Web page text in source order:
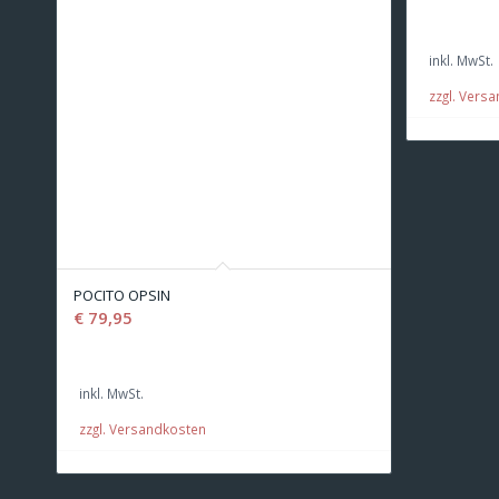
POCITO OPSIN
€ 79,95
inkl. MwSt.
zzgl. Versandkosten
inkl. MwSt.
zzgl.